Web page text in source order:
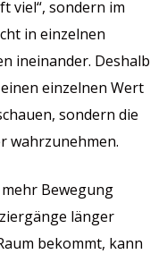
viel“, sondern im
in einzelnen
ineinander. Deshalb
einzelnen Wert
sondern die
wahrzunehmen.
Bewegung
länger
bekommt, kann